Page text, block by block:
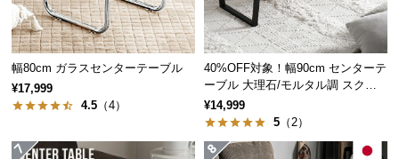
返
品・
キ
ャ
ン
セ
に
幅80cm ガラスセンターテーブル
¥17,999
4.5 （4）
40%OFF対象！幅90cm センターテ
ーブル 大理石/モルタル調 スクエ
アレッグ 安心面取り加工
¥14,999
5 （2）